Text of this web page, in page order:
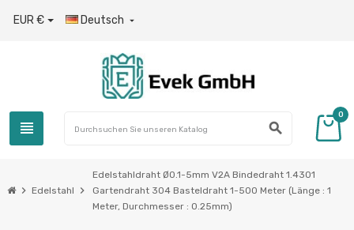
EUR € Deutsch 
view_headline search
0
chevron_right Edelstahl chevron_right
Edelstahldraht Ø0.1-5mm V2A Bindedraht 1.4301
Gartendraht 304 Basteldraht 1-500 Meter (Länge : 1
Meter, Durchmesser : 0.25mm)